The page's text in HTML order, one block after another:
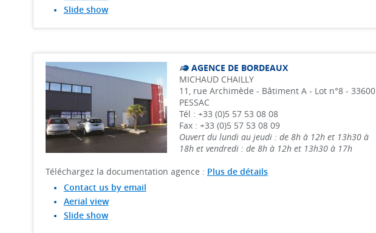
Slide show
AGENCE DE BORDEAUX
MICHAUD CHAILLY
11, rue Archimède - Bâtiment A - Lot n°8 - 33600
PESSAC
Tél : +33 (0)5 57 53 08 08
Fax : +33 (0)5 57 53 08 09
Ouvert du lundi au jeudi : de 8h à 12h et 13h30 à
18h et vendredi : de 8h à 12h et 13h30 à 17h
Téléchargez la documentation agence : Plus de détails
Contact us by email
Aerial view
Slide show